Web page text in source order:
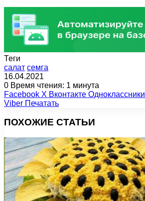
Теги
салат семга
16.04.2021
0 Время чтения: 1 минута
Facebook X Вконтакте Одноклассники
Viber Печатать
ПОХОЖИЕ СТАТЬИ